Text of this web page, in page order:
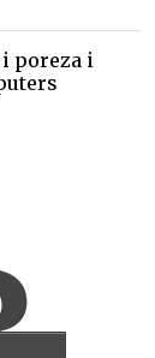
poreza i